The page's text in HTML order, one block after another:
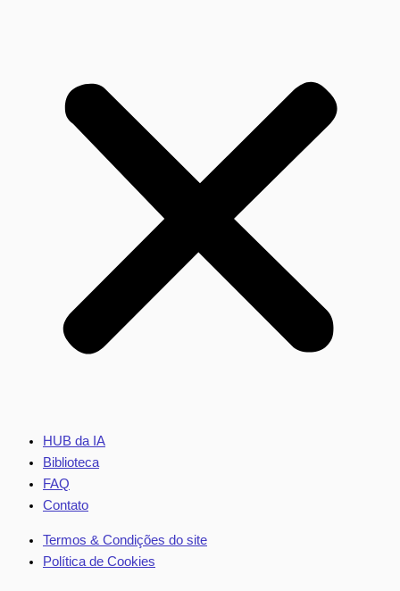
HUB da IA
Biblioteca
FAQ
Contato
Termos & Condições do site
Política de Cookies